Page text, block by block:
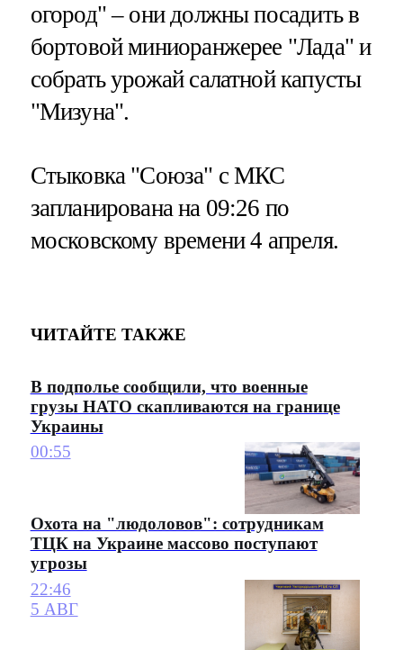
огород" – они должны посадить в
бортовой миниоранжерее "Лада" и
собрать урожай салатной капусты
"Мизуна".
Стыковка "Союза" с МКС
запланирована на 09:26 по
московскому времени 4 апреля.
ЧИТАЙТЕ ТАКЖЕ
В подполье сообщили, что военные
грузы НАТО скапливаются на границе
Украины
00:55
Охота на "людоловов": сотрудникам
ТЦК на Украине массово поступают
угрозы
22:46
5 АВГ